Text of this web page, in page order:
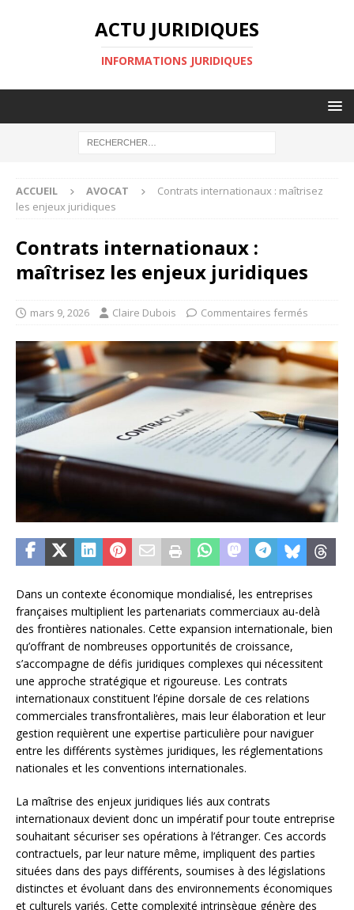
ACTU JURIDIQUES
INFORMATIONS JURIDIQUES
ACCUEIL AVOCAT
Contrats internationaux : maîtrisez
les enjeux juridiques
Contrats internationaux :
maîtrisez les enjeux juridiques
mars 9, 2026 Claire Dubois Commentaires fermés
Dans un contexte économique mondialisé, les entreprises
françaises multiplient les partenariats commerciaux au-delà
des frontières nationales. Cette expansion internationale, bien
qu’offrant de nombreuses opportunités de croissance,
s’accompagne de défis juridiques complexes qui nécessitent
une approche stratégique et rigoureuse. Les contrats
internationaux constituent l’épine dorsale de ces relations
commerciales transfrontalières, mais leur élaboration et leur
gestion requièrent une expertise particulière pour naviguer
entre les différents systèmes juridiques, les réglementations
nationales et les conventions internationales.
La maîtrise des enjeux juridiques liés aux contrats
internationaux devient donc un impératif pour toute entreprise
souhaitant sécuriser ses opérations à l’étranger. Ces accords
contractuels, par leur nature même, impliquent des parties
situées dans des pays différents, soumises à des législations
distinctes et évoluant dans des environnements économiques
et culturels variés. Cette complexité intrinsèque génère des